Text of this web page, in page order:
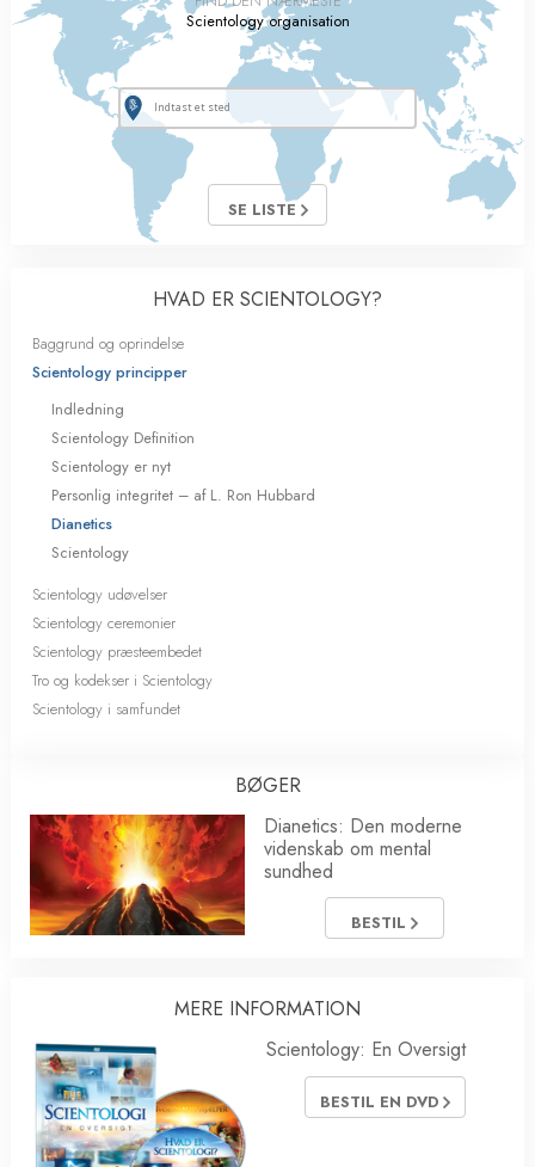
Scientology organisation
SE LISTE
HVAD ER SCIENTOLOGY?
Baggrund og oprindelse
Scientology principper
Indledning
Scientology Definition
Scientology er nyt
Personlig integritet – af L. Ron Hubbard
Dianetics
Scientology
Scientology udøvelser
Scientology ceremonier
Scientology præsteembedet
Tro og kodekser i Scientology
Scientology i samfundet
BØGER
Dianetics: Den moderne
videnskab om mental
sundhed
BESTIL
MERE INFORMATION
Scientology: En Oversigt
BESTIL EN DVD